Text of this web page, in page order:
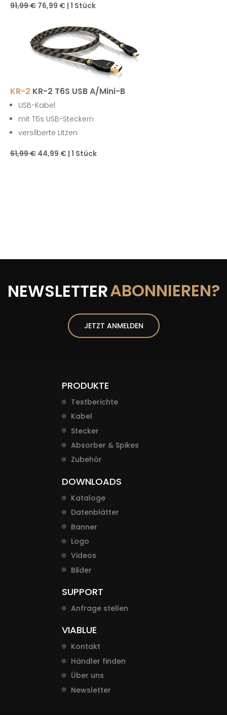
91,99 € 76,99 € | 1 Stück
KR-2 KR-2 T6S USB A/Mini-B
USB-Kabel
mit T6s USB-Steckern
versilberte Litzen
61,99 € 44,99 € | 1 Stück
NEWSLETTERABONNIEREN?
JETZT ANMELDEN
PRODUKTE
Testberichte
Kabel
Stecker
Absorber & Spikes
Zubehör
DOWNLOADS
Kataloge
Datenblätter
Banner
Logo
Videos
Bilder
SUPPORT
Anfrage stellen
VIABLUE
Kontakt
Händler finden
Über uns
Newsletter